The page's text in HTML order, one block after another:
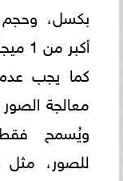
بكسل، وحجم
أكبر من 1 ميجابايت ولا يتجاوز 20 ميجابايت.
كما يجب
ويُسمح فقط
للصور، مثل